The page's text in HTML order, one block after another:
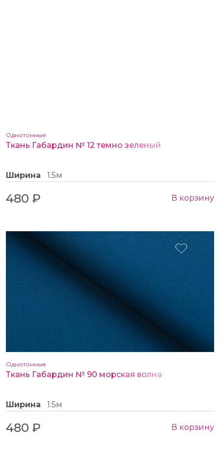
Однотонные
Ткань Габардин № 12 темно зеленый
Ширина 1.5м
480 ₽ В корзину
Однотонные
Ткань Габардин № 90 морская волна
Ширина 1.5м
480 ₽ В корзину